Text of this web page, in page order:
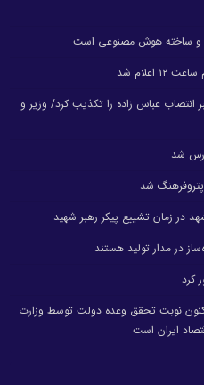
و ساخته هوش مصنوعی است
اعلام شد
عباس زاده را تکذیب کرد/ وزیر و
شد
شد
در زمان تشییع پیکر رهبر شهید
در مدار تولید هستند
نوبت تحقق وعده دولت توسط وزارت
ایران است